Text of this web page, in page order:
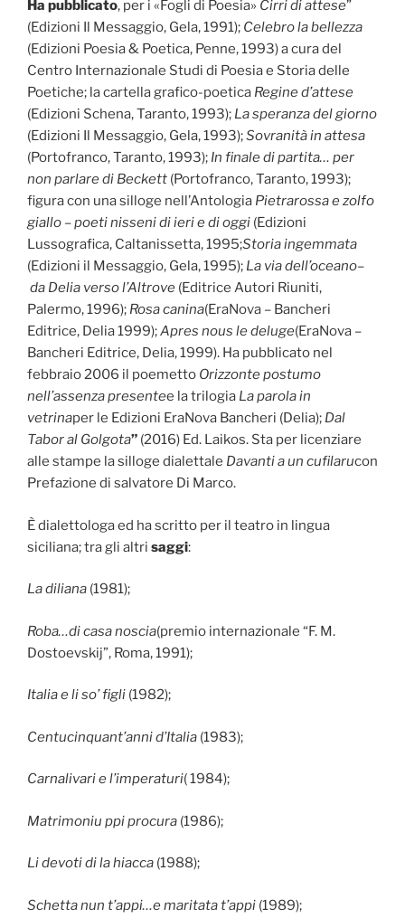
Ha pubblicato, per i «Fogli di Poesia» Cirri di attese”
(Edizioni Il Messaggio, Gela, 1991); Celebro la bellezza
(Edizioni Poesia & Poetica, Penne, 1993) a cura del
Centro Internazionale Studi di Poesia e Storia delle
Poetiche; la cartella grafico-poetica Regine d’attese
(Edizioni Schena, Taranto, 1993); La speranza del giorno
(Edizioni Il Messaggio, Gela, 1993);Sovranità in attesa
(Portofranco, Taranto, 1993); In finale di partita… per
non parlare di Beckett (Portofranco, Taranto, 1993);
figura con una silloge nell’Antologia Pietrarossa e zolfo
giallo – poeti nisseni di ieri e di oggi (Edizioni
Lussografica, Caltanissetta, 1995;Storia ingemmata
(Edizioni il Messaggio, Gela, 1995); La via dell’oceano–
da Delia verso l’Altrove (Editrice Autori Riuniti,
Palermo, 1996); Rosa canina(EraNova – Bancheri
Editrice, Delia 1999);Apres nous le deluge(EraNova –
Bancheri Editrice, Delia, 1999). Ha pubblicato nel
febbraio 2006 il poemetto Orizzonte postumo
nell’assenza presentee la trilogia La parola in
vetrinaper le Edizioni EraNova Bancheri (Delia); Dal
Tabor al Golgota” (2016) Ed. Laikos. Sta per licenziare
alle stampe la silloge dialettale Davanti a un cufilarucon
Prefazione di salvatore Di Marco.
È dialettologa ed ha scritto per il teatro in lingua
siciliana; tra gli altri saggi:
La diliana (1981);
Roba…di casa noscia(premio internazionale “F. M.
Dostoevskij”, Roma, 1991);
Italia e li so’ figli (1982);
Centucinquant’anni d’Italia (1983);
Carnalivari e l’imperaturi( 1984);
Matrimoniu ppi procura (1986);
Li devoti di la hiacca (1988);
Schetta nun t’appi…e maritata t’appi (1989);